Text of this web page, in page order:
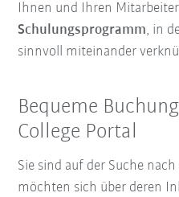
Ihnen und Ihren
Schulungsprogramm, in
sinnvoll miteinander
Bequeme
College Portal
Sie sind auf der Suche
möchten sich über deren